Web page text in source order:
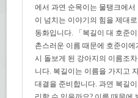
에서 과연 순목이는 물탱크에서
이 넘치는 이야기의 힘을 제대
동화입니다. 「복길이 대 호준
촌스러운 이름 때문에 호준이
시 돌보게 된 강아지의 이름조
니다. 복길이는 이름을 가지고
대결을 준비합니다. 과연 복길